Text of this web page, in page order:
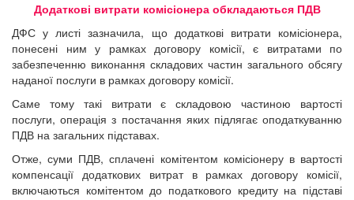
Додаткові витрати комісіонера обкладаються ПДВ
ДФС у листі зазначила, що додаткові витрати комісіонера,
понесені ним у рамках договору комісії, є витратами по
забезпеченню виконання складових частин загального обсягу
наданої послуги в рамках договору комісії.
Саме тому такі витрати є складовою частиною вартості
послуги, операція з постачання яких підлягає оподаткуванню
ПДВ на загальних підставах.
Отже, суми ПДВ, сплачені комітентом комісіонеру в вартості
компенсації додаткових витрат в рамках договору комісії,
включаються комітентом до податкового кредиту на підставі